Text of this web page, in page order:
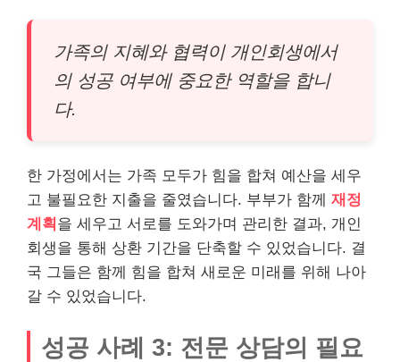
가족의 지혜와 협력이 개인회생에서
의 성공 여부에 중요한 역할을 합니
다.
한 가정에서는 가족 모두가 힘을 합쳐 예산을 세우
고 불필요한 지출을 줄였습니다. 부부가 함께 재정
계획 을 세우고 서로를 도와가며 관리한 결과, 개인
회생을 통해 상환 기간을 단축할 수 있었습니다. 결
국 그들은 함께 힘을 합쳐 새로운 미래를 위해 나아
갈 수 있었습니다.
성공 사례 3: 전문 상담의 필요